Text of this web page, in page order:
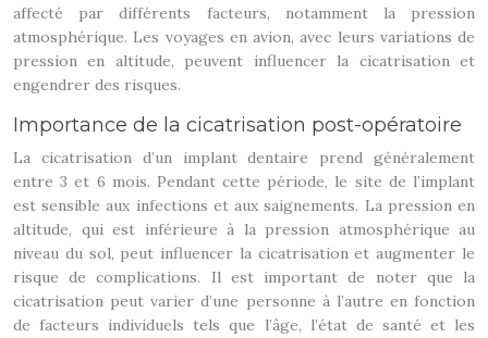
affecté par différents facteurs, notamment la pression
atmosphérique. Les voyages en avion, avec leurs variations de
pression en altitude, peuvent influencer la cicatrisation et
engendrer des risques.
Importance de la cicatrisation post-opératoire
La cicatrisation d’un implant dentaire prend généralement
entre 3 et 6 mois. Pendant cette période, le site de l’implant
est sensible aux infections et aux saignements. La pression en
altitude, qui est inférieure à la pression atmosphérique au
niveau du sol, peut influencer la cicatrisation et augmenter le
risque de complications. Il est important de noter que la
cicatrisation peut varier d’une personne à l’autre en fonction
de facteurs individuels tels que l’âge, l’état de santé et les